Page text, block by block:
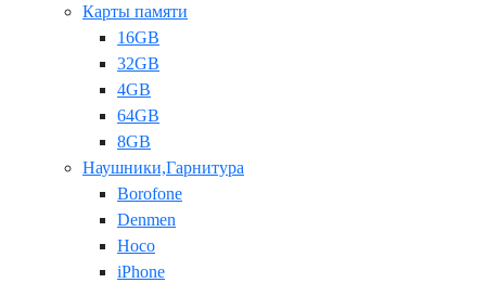
Карты памяти
16GB
32GB
4GB
64GB
8GB
Наушники,Гарнитура
Borofone
Denmen
Hoco
iPhone